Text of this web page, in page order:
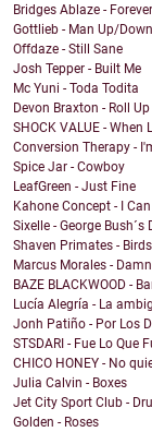
Bridges Ablaze -
Gottlieb - Man Up/Down
Offdaze - Still Sane
Josh Tepper - Built Me
Mc Yuni - Toda Todita
Devon Braxton - Roll Up
SHOCK VALUE - When
Conversion Therapy -
Spice Jar - Cowboy
LeafGreen - Just Fine
Kahone Concept - I
Sixelle - George Bush´s
Shaven Primates -
Marcus Morales -
BAZE BLACKWOOD -
Lucía Alegría - La
Jonh Patiño - Por Los
STSDARI - Fue Lo Que
CHICO HONEY - No
Julia Calvin - Boxes
Jet City Sport Club -
Golden - Roses